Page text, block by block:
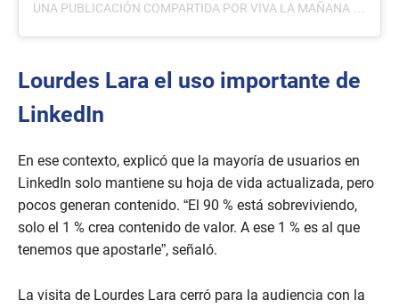
UNA PUBLICACIÓN COMPARTIDA POR VIVA LA MAÑANA (@VIVALMTCS)
Lourdes Lara el uso importante de
LinkedIn
En ese contexto, explicó que la mayoría de usuarios en
LinkedIn solo mantiene su hoja de vida actualizada, pero
pocos generan contenido. “El 90 % está sobreviviendo,
solo el 1 % crea contenido de valor. A ese 1 % es al que
tenemos que apostarle”, señaló.
La visita de Lourdes Lara cerró para la audiencia con la